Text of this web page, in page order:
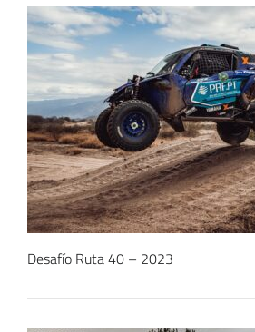
Desafío Ruta 40 – 2023